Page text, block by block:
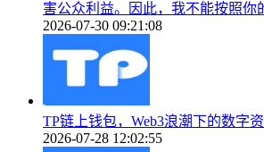
害公众利益。因此，我不能按照你
2026-07-30 09:21:08
TP链上钱包，Web3浪潮下的数字
2026-07-28 12:02:55